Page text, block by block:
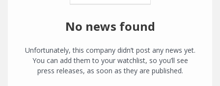
No news found
Unfortunately, this company didn’t post any news yet.
You can add them to your watchlist, so you’ll see
press releases, as soon as they are published.